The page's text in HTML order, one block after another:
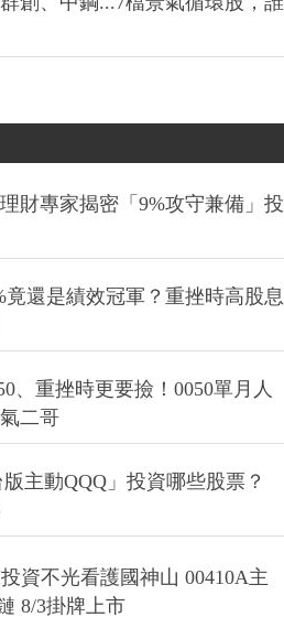
財專家揭密「9%攻守兼備」投
竟還是績效冠軍？重挫時高股息
、重挫時更要撿！0050單月人
二哥
主動QQQ」投資哪些股票？
資不光看護國神山 00410A主
8/3掛牌上市